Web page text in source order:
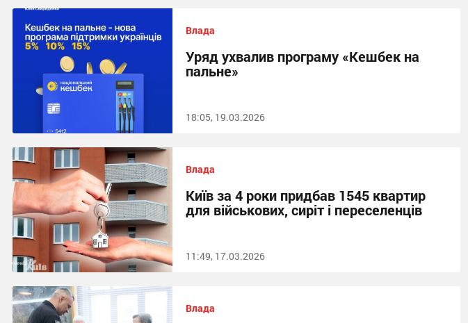
Влада
Уряд ухвалив програму «Кешбек на
пальне»
18:05, 19.03.2026
Влада
Київ за 4 роки придбав 1545 квартир
для військових, сиріт і переселенців
11:49, 17.03.2026
Влада